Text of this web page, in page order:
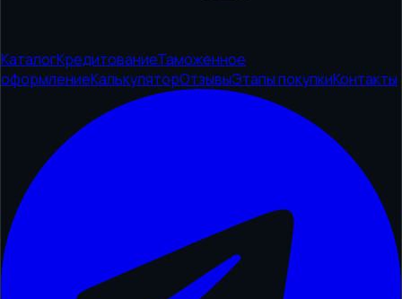
КаталогКредитованиеТаможенное
оформлениеКалькуляторОтзывыЭтапы покупкиКонтакты